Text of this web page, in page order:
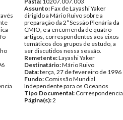
Assunto:Fax de Layashi Yaker
dirigido a Mário Ruivo sobre a
preparação da 2ª Sessão Plenária da
CMIO, e a encomenda de quatro
artigos, correspondentes aos eixos
temáticos dos grupos de estudo, a
ser discutidos nessa sessão.
Remetente:Layashi Yaker
Destinatário:Mário Ruivo
Data:terça, 27 de fevereiro de 1996
Fundo: Comissão Mundial
Independente para os Oceanos
Tipo Documental: Correspondencia
Página(s):2